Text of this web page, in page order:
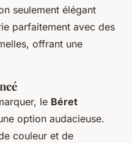
seulement élégant
parfaitement avec des
offrant une
le Béret
option audacieuse.
couleur et de